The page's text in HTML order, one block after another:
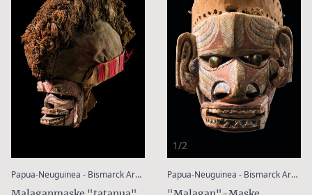
Papua-Neuguinea - Bismarck Archipel - Neu Irland :
1/2
Papua-Neuguinea - Bismarck Archipel - Neu Irland